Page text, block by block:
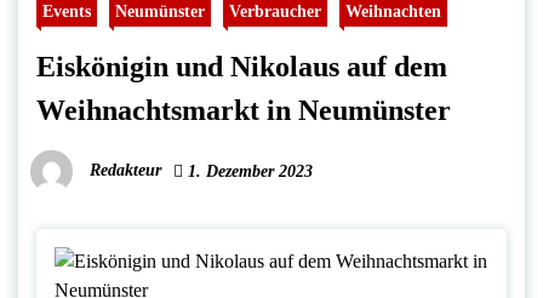
Events Neumünster Verbraucher Weihnachten
Eiskönigin und Nikolaus auf dem
Weihnachtsmarkt in Neumünster
Redakteur 1. Dezember 2023